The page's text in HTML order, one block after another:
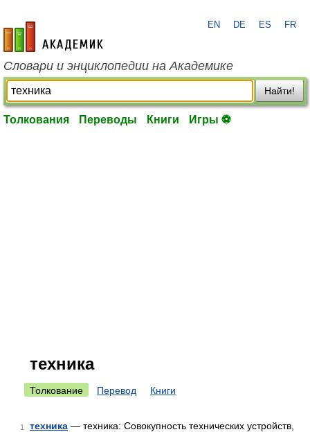
academic.ru
EN DE ES FR
Словари и энциклопедии на Академике
Найти!
Толкования Переводы Книги Игры ⚽
техника
Толкование Перевод Книги
1 техника — техника: Совокупность технических устройств,